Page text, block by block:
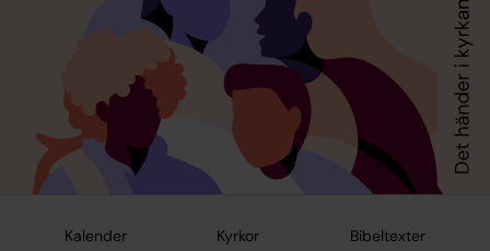
Kalender Kyrkor Bibeltexter